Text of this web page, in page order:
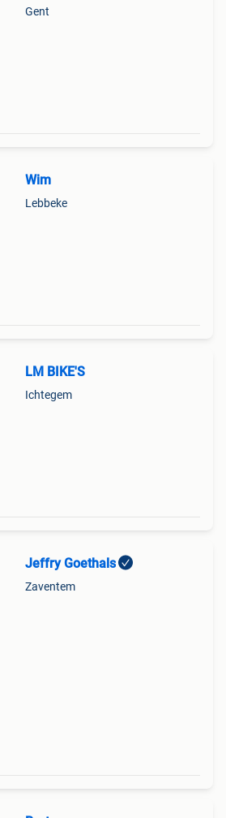
Gent
Wim
Lebbeke
LM BIKE'S
Ichtegem
Jeffry Goethals
Zaventem